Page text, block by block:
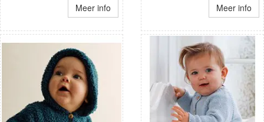
Meer info Meer info